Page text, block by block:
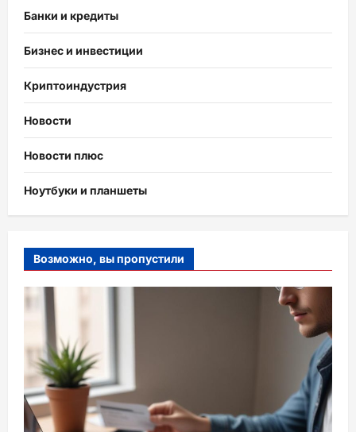
Банки и кредиты
Бизнес и инвестиции
Криптоиндустрия
Новости
Новости плюс
Ноутбуки и планшеты
Возможно, вы пропустили